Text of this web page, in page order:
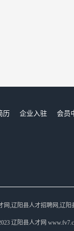
历 企业入驻 会员
网,辽阳县人才招聘网,辽阳
辽阳县人才网